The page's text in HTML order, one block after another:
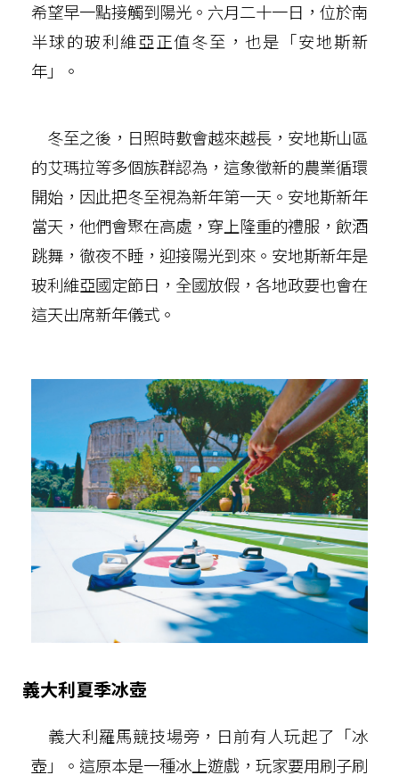
希望早一點接觸到陽光。六月二十一日，位於南
半球的玻利維亞正值冬至，也是「安地斯新
年」。
冬至之後，日照時數會越來越長，安地斯山區
的艾瑪拉等多個族群認為，這象徵新的農業循環
開始，因此把冬至視為新年第一天。安地斯新年
當天，他們會聚在高處，穿上隆重的禮服，飲酒
跳舞，徹夜不睡，迎接陽光到來。安地斯新年是
玻利維亞國定節日，全國放假，各地政要也會在
這天出席新年儀式。
義大利夏季冰壺
義大利羅馬競技場旁，日前有人玩起了「冰
壺」。這原本是一種冰上遊戲，玩家要用刷子刷